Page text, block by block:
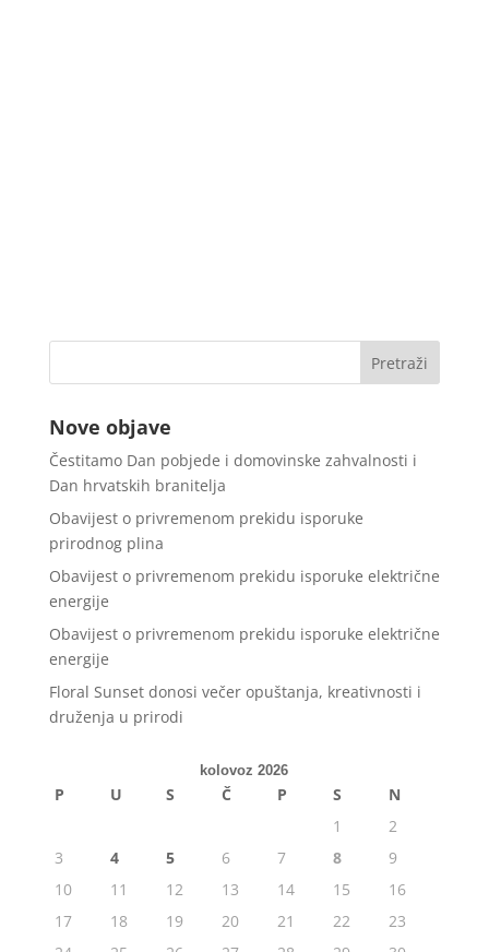
Nove objave
Čestitamo Dan pobjede i domovinske zahvalnosti i
Dan hrvatskih branitelja
Obavijest o privremenom prekidu isporuke
prirodnog plina
Obavijest o privremenom prekidu isporuke električne
energije
Obavijest o privremenom prekidu isporuke električne
energije
Floral Sunset donosi večer opuštanja, kreativnosti i
druženja u prirodi
kolovoz 2026
P U S Č P S
N
1
2
3
4 5 6 7 8
9
10
11 12 13 14 15
16
17
18 19 20 21 22
23